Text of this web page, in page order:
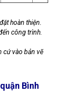
hoàn thiện.
công trình.
cứ vào bản vẽ
Bình